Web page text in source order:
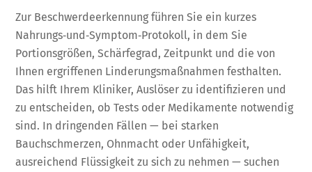
Zur Beschwerdeerkennung führen Sie ein kurzes
Nahrungs‑und‑Symptom‑Protokoll, in dem Sie
Portionsgrößen, Schärfegrad, Zeitpunkt und die von
Ihnen ergriffenen Linderungsmaßnahmen festhalten.
Das hilft Ihrem Kliniker, Auslöser zu identifizieren und
zu entscheiden, ob Tests oder Medikamente notwendig
sind. In dringenden Fällen — bei starken
Bauchschmerzen, Ohnmacht oder Unfähigkeit,
ausreichend Flüssigkeit zu sich zu nehmen — suchen